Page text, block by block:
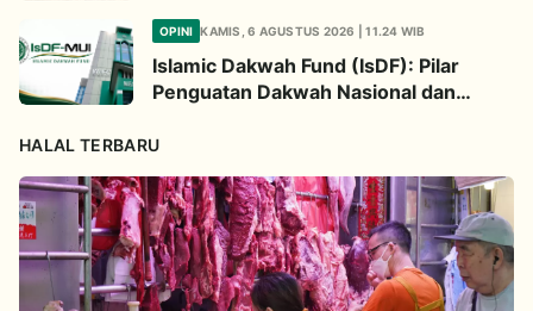
OPINI KAMIS, 6 AGUSTUS 2026 | 11.24 WIB
Islamic Dakwah Fund (IsDF): Pilar
Penguatan Dakwah Nasional dan
HALAL TERBARU